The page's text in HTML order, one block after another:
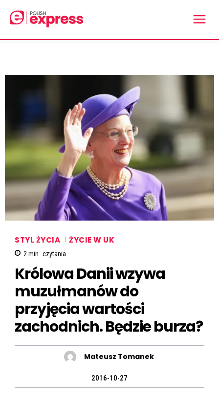
STYL ŻYCIA ŻYCIE W UK
2 min. czytania
Królowa Danii wzywa
muzułmanów do
przyjęcia wartości
zachodnich. Będzie burza?
Mateusz Tomanek
2016-10-27